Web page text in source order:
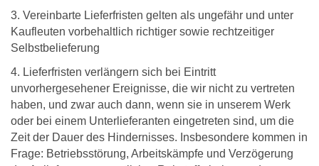
3. Vereinbarte Lieferfristen gelten als ungefähr und unter
Kaufleuten vorbehaltlich richtiger sowie rechtzeitiger
Selbstbelieferung
4. Lieferfristen verlängern sich bei Eintritt
unvorhergesehener Ereignisse, die wir nicht zu vertreten
haben, und zwar auch dann, wenn sie in unserem Werk
oder bei einem Unterlieferanten eingetreten sind, um die
Zeit der Dauer des Hindernisses. Insbesondere kommen in
Frage: Betriebsstörung, Arbeitskämpfe und Verzögerung